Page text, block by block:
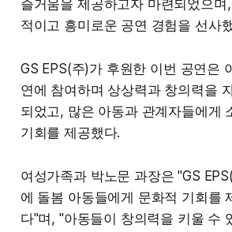
즐거움을 제공하고자 마련되었으며
적이고 흥미로운 공연 경험을 선사
GS EPS(주)가 후원한 이번 공연은
연에 참여하며 상상력과 창의력을
되었고, 많은 아동과 관계자들에게
기회를 제공했다.
여성가족과 박노문 과장은 "GS
에 돌봄 아동들에게 문화적 기회를
다"며, "아동들이 창의력을 키울 수